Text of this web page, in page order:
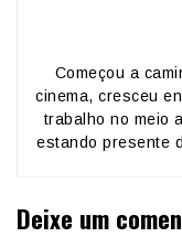
Começou a
cinema, cresceu
trabalho no meio
estando presente
Deixe um